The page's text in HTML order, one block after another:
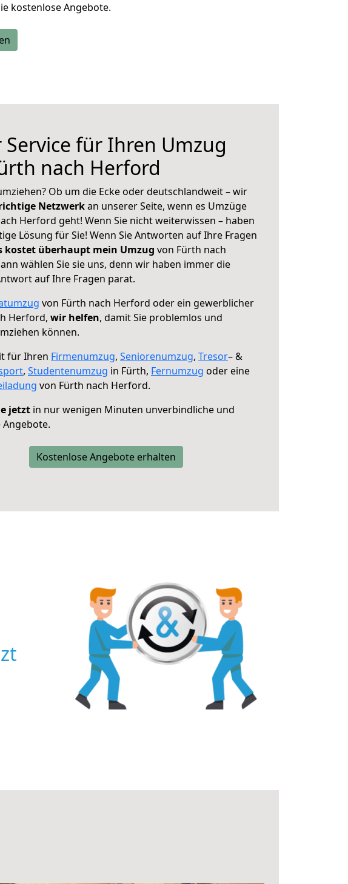
kostenlose Angebote.
Service für Ihren Umzug
nach Herford
Ob um die Ecke oder deutschlandweit – wir
Netzwerkan unserer Seite, wenn es Umzüge
Herford geht! Wenn Sie nicht weiterwissen – haben
Lösung für Sie! Wenn Sie Antworten auf Ihre Fragen
kostet überhaupt mein Umzug von Fürth nach
wählen Sie sie uns, denn wir haben immer die
auf Ihre Fragen parat.
von Fürth nach Herford oder ein gewerblicher
Herford, wir helfen, damit Sie problemlos und
können.
für Ihren Firmenumzug, Seniorenumzug, Tresor– &
, Studentenumzug in Fürth, Fernumzug oder eine
von Fürth nach Herford.
jetzt in nur wenigen Minuten unverbindliche und
Kostenlose Angebote erhalten